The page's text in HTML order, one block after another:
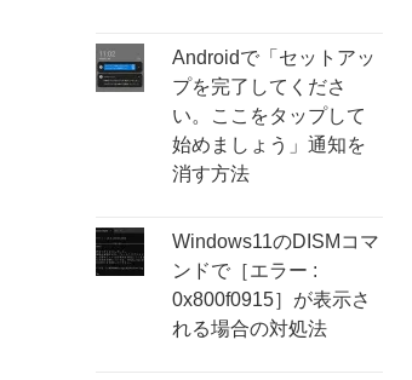
Androidで「セットアッ
プを完了してくださ
い。ここをタップして
始めましょう」通知を
消す方法
Windows11のDISMコマ
ンドで［エラー :
0x800f0915］が表示さ
れる場合の対処法